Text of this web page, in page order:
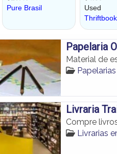
Papelaria
Material de
Livraria
Compre
Livrarias